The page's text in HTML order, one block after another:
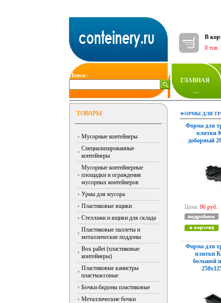
В
0 тов.
Поиск:
ГЛАВНАЯ
ТОВАРЫ
Мусорные контейнеры
Специализированные
контейнеры
Мусорные контейнерные
площадки и ограждения
мусорных контейнеров
Урны для мусора
Пластиковые ящики
Стеллажи и ящики для склада
Пластиковые паллеты и
металлические поддоны
Box pallet (пластиковые
контейнеры)
Пластиковые канистры
пластмассовые
Бочки-бидоны пластиковые
Металлические бочки
ФОРМЫ ДЛЯ
Форма для
плитки
доборный
Цена: 96 руб.
Форма для
плитки
большой